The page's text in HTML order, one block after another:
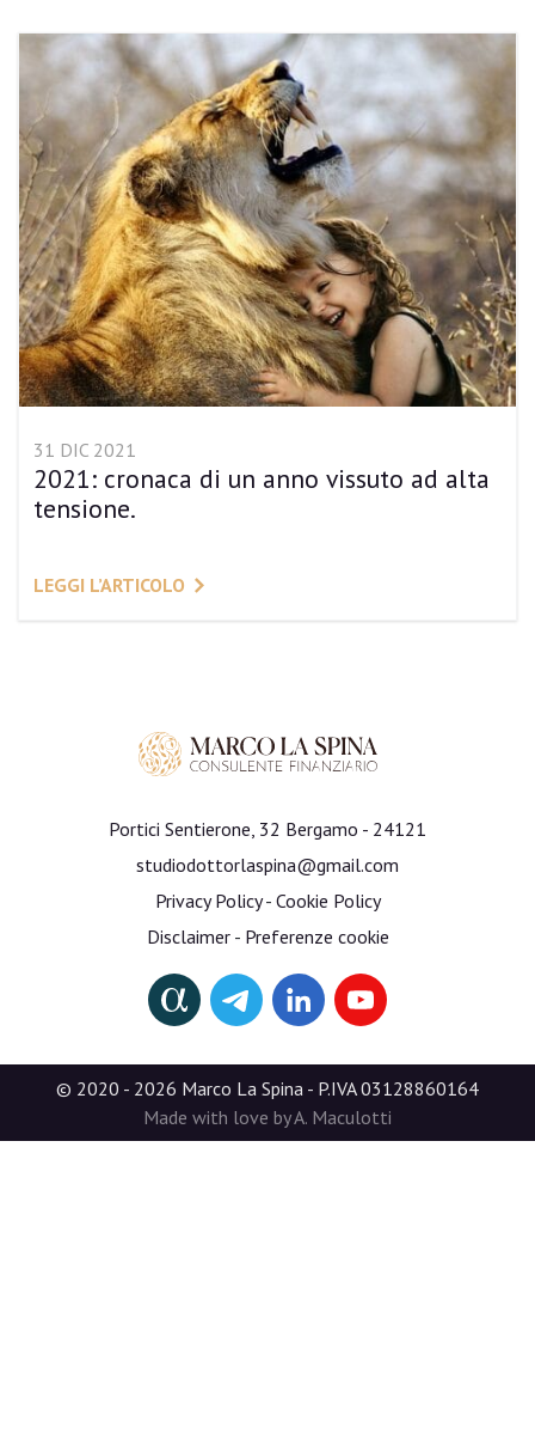
31 DIC 2021
2021: cronaca di un anno vissuto ad alta
tensione.
LEGGI L’ARTICOLO
Portici Sentierone, 32 Bergamo - 24121
studiodottorlaspina@gmail.com
Privacy Policy- Cookie Policy
Disclaimer- Preferenze cookie
© 2020 - 2026 Marco La Spina - P.IVA 03128860164
Made with love by A. Maculotti